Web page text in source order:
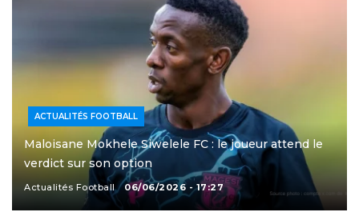
ACTUALITÉS FOOTBALL
Maloisane Mokhele Siwelele FC : le joueur attend le
verdict sur son option
Actualités Football 06/06/2026 - 17:27